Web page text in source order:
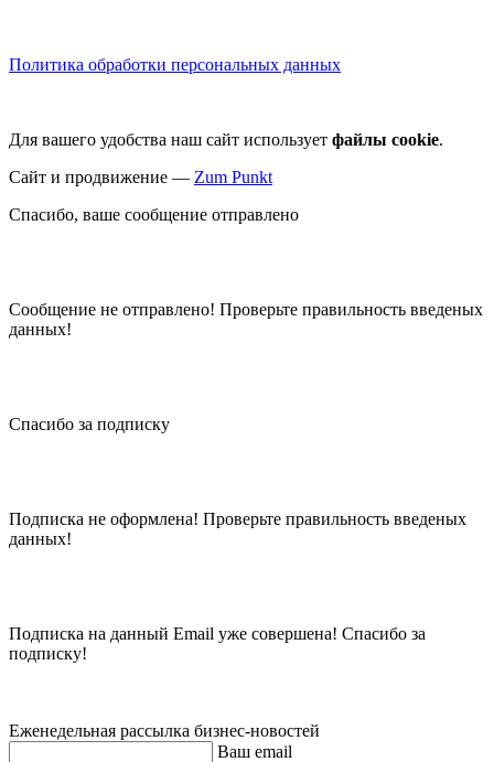
Политика обработки персональных данных
Для вашего удобства наш сайт использует файлы cookie.
Сайт и продвижение — Zum Punkt
Спасибо, ваше сообщение отправлено
Сообщение не отправлено! Проверьте правильность введеных
данных!
Спасибо за подписку
Подписка не оформлена! Проверьте правильность введеных
данных!
Подписка на данный Email уже совершена! Спасибо за
подписку!
Еженедельная рассылка бизнес-новостей
Ваш email